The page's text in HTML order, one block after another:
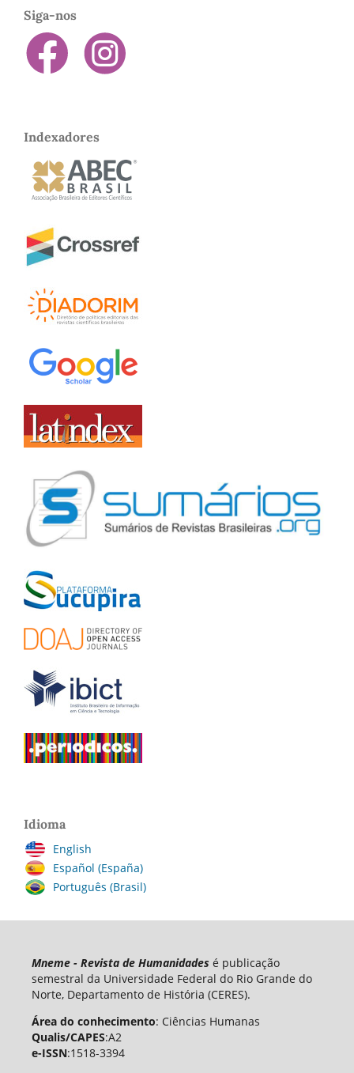
Siga-nos
Indexadores
Idioma
English
Español (España)
Português (Brasil)
Mneme - Revista de Humanidades é publicação
semestral da Universidade Federal do Rio Grande do
Norte, Departamento de História (CERES).
Área do conhecimento: Ciências Humanas
Qualis/CAPES:A2
e-ISSN:1518-3394